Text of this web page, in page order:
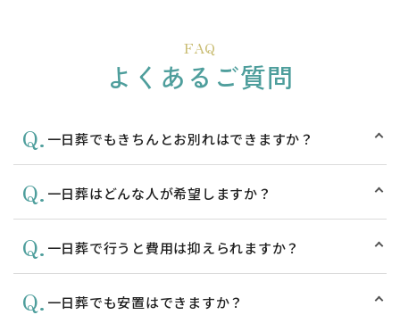
FAQ
よくあるご質問
Q. 一日葬でもきちんとお別れはできますか？
Q. 一日葬はどんな人が希望しますか？
Q. 一日葬で行うと費用は抑えられますか？
Q. 一日葬でも安置はできますか？